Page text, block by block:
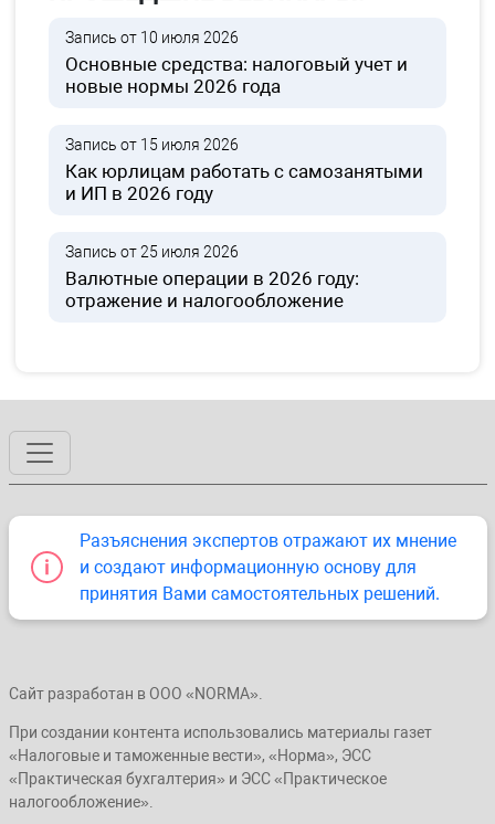
Запись от 10 июля 2026
Основные средства: налоговый учет и
новые нормы 2026 года
Запись от 15 июля 2026
Как юрлицам работать с самозанятыми
и ИП в 2026 году
Запись от 25 июля 2026
Валютные операции в 2026 году:
отражение и налогообложение
Разъяснения экспертов отражают их мнение
и создают информационную основу для
принятия Вами самостоятельных решений.
Сайт разработан в ООО «NORMA».
При создании контента использовались материалы газет
«Налоговые и таможенные вести», «Норма», ЭСС
«Практическая бухгалтерия» и ЭСС «Практическое
налогообложение».